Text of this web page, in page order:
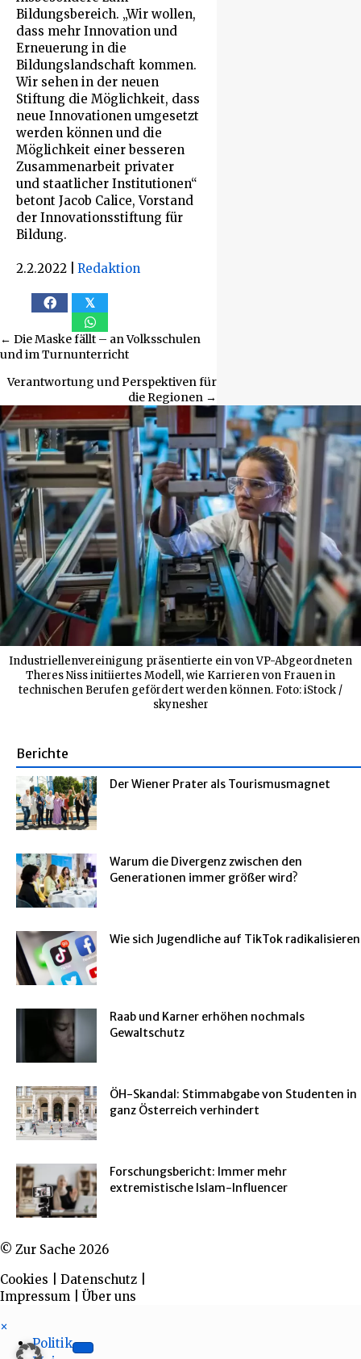
Bildungsbereich. „Wir wollen,
dass mehr Innovation und
Erneuerung in die
Bildungslandschaft kommen.
Wir sehen in der neuen
Stiftung die Möglichkeit, dass
neue Innovationen umgesetzt
werden können und die
Möglichkeit einer besseren
Zusammenarbeit privater
und staatlicher Institutionen“
betont Jacob Calice, Vorstand
der Innovationsstiftung für
Bildung.
2.2.2022 Redaktion
𝕏
Beitragsnavigation
← Die Maske fällt – an Volksschulen
und im Turnunterricht
Verantwortung und Perspektiven für
die Regionen →
Industriellenvereinigung präsentierte ein von VP-Abgeordneten
Theres Niss initiiertes Modell, wie Karrieren von Frauen in
technischen Berufen gefördert werden können. Foto: iStock /
skynesher
Berichte
Der Wiener Prater als Tourismusmagnet
Warum die Divergenz zwischen den
Generationen immer größer wird?
Wie sich Jugendliche auf TikTok radikalisieren
Raab und Karner erhöhen nochmals
Gewaltschutz
ÖH-Skandal: Stimmabgabe von Studenten in
ganz Österreich verhindert
Forschungsbericht: Immer mehr
extremistische Islam-Influencer
© Zur Sache 2026
Cookies
Datenschutz
Impressum
Über uns
×
Politik